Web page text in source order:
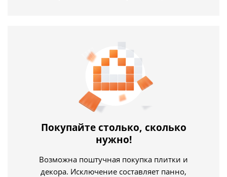
Покупайте столько, сколько
нужно!
Возможна поштучная покупка плитки и
декора. Исключение составляет панно,